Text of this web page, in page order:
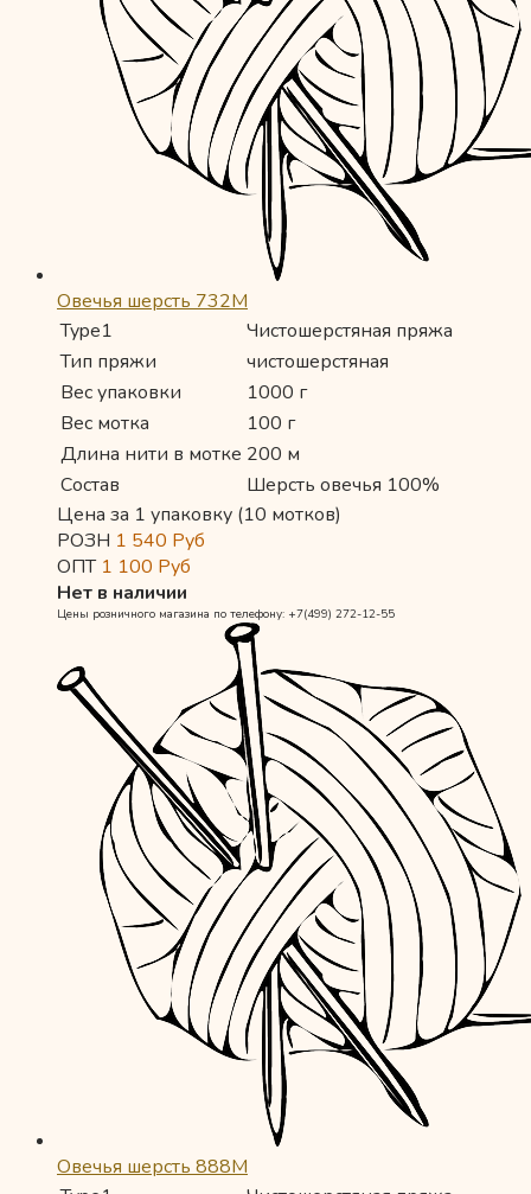
Овечья шерсть 732М
Type1
Чистошерстяная пряжа
Тип пряжи
чистошерстяная
Вес упаковки
1000 г
Вес мотка
100 г
Длина нити в мотке 200 м
Состав
Шерсть овечья 100%
Цена за 1 упаковку (10 мотков)
РОЗН 1 540 Руб
ОПТ 1 100 Руб
Нет в наличии
Цены розничного магазина по телефону: +7(499) 272-12-55
Овечья шерсть 888М